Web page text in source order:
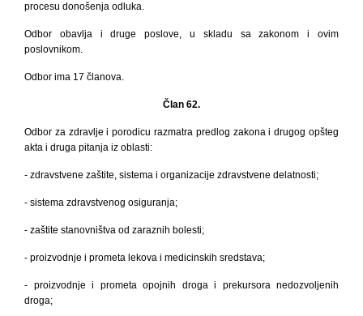
procesu donošenja odluka.
Odbor obavlja i druge poslove, u skladu sa zakonom i ovim
poslovnikom.
Odbor ima 17 članova.
Član 62.
Odbor za zdravlje i porodicu razmatra predlog zakona i drugog opšteg
akta i druga pitanja iz oblasti:
- zdravstvene zaštite, sistema i organizacije zdravstvene delatnosti;
- sistema zdravstvenog osiguranja;
- zaštite stanovništva od zaraznih bolesti;
- proizvodnje i prometa lekova i medicinskih sredstava;
- proizvodnje i prometa opojnih droga i prekursora nedozvoljenih
droga;